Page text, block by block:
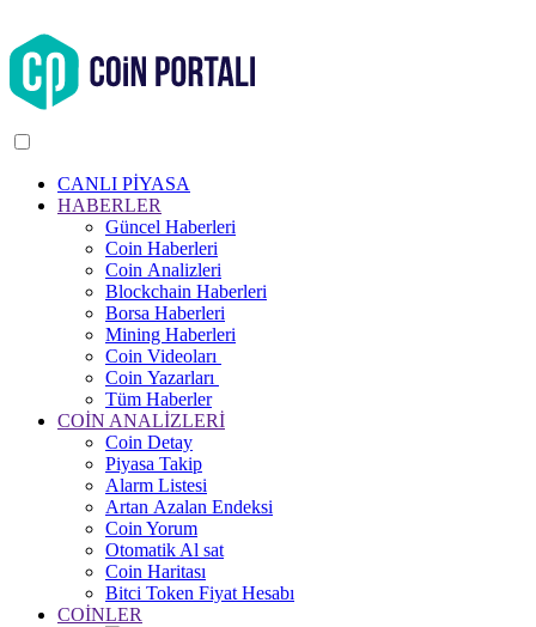
CANLI PİYASA
HABERLER
Güncel Haberleri
Coin Haberleri
Coin Analizleri
Blockchain Haberleri
Borsa Haberleri
Mining Haberleri
Coin Videoları
Coin Yazarları
Tüm Haberler
COİN ANALİZLERİ
Coin Detay
Piyasa Takip
Alarm Listesi
Artan Azalan Endeksi
Coin Yorum
Otomatik Al sat
Coin Haritası
Bitci Token Fiyat Hesabı
COİNLER